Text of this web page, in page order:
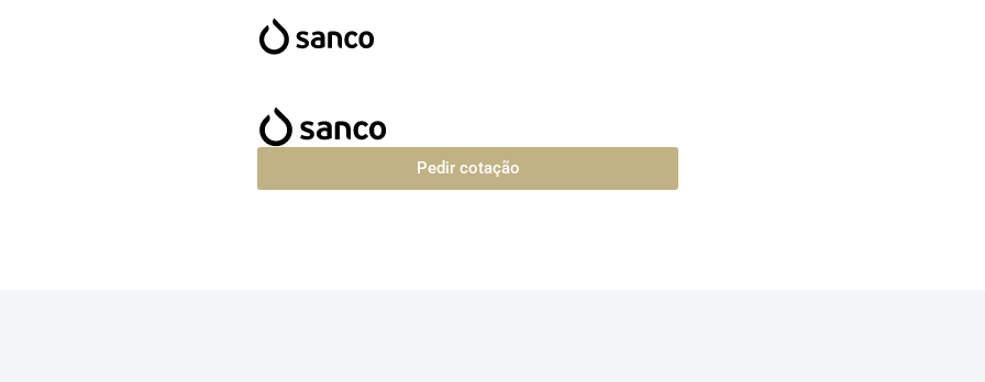
Pedir cotação